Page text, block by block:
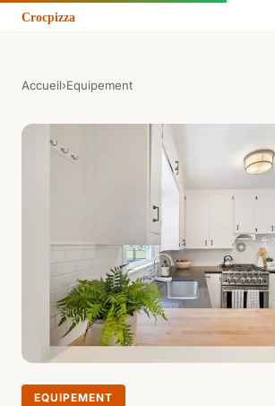
Accueil›Equipement
EQUIPEMENT